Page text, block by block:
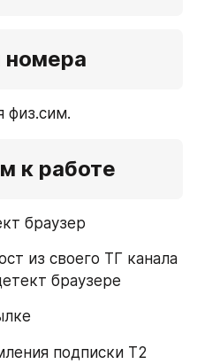
номера
физ.сим.
к работе
браузер
из своего ТГ канала
браузере
подписки Т2